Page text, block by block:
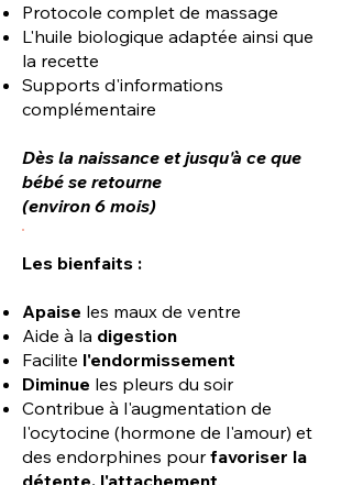
Protocole complet de massage
L'huile biologique adaptée ainsi que
la recette
Supports d'informations
complémentaire
​Dès la naissance et jusqu'à ce que
bébé se retourne
(environ 6 mois)
Les bienfaits :
Apaise les maux de ventre
Aide à la digestion
Facilite l'endormissement
Diminue les pleurs du soir
Contribue à l'augmentation de
l'ocytocine (hormone de l'amour) et
des endorphines pourfavoriser la
détente, l'attachement.